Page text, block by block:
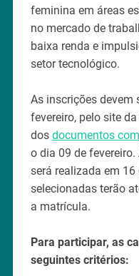
feminina em áreas
no mercado de
baixa renda e
setor tecnológico.
As inscrições devem
fevereiro, pelo site da
dos documentos
o dia 09 de
será realizada em 16
selecionadas terão
a matrícula.
Para participar, as
seguintes critérios: